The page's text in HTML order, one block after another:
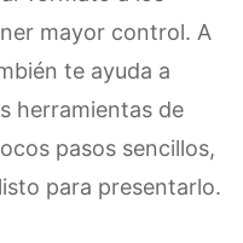
mayor control. A
te ayuda a
herramientas de
pasos sencillos,
para presentarlo.